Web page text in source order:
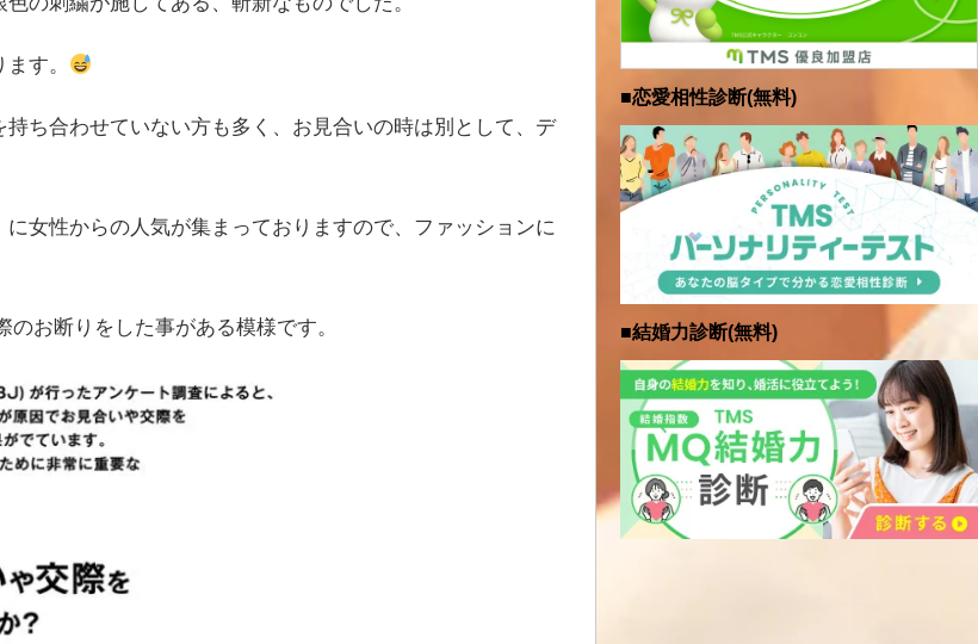
す。
ち合わせていない方も多く、お見合いの時は別として、デ
女性からの人気が集まっておりますので、ファッションに
お断りをした事がある模様です。
■恋愛相性診断(無料)
■結婚力診断(無料)